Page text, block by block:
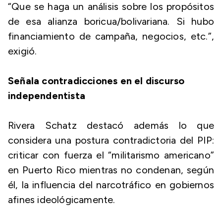
“Que se haga un análisis sobre los propósitos
de esa alianza boricua/bolivariana. Si hubo
financiamiento de campaña, negocios, etc.”,
exigió.
Señala contradicciones en el discurso
independentista
Rivera Schatz destacó además lo que
considera una postura contradictoria del PIP:
criticar con fuerza el “militarismo americano”
en Puerto Rico mientras no condenan, según
él, la influencia del narcotráfico en gobiernos
afines ideológicamente.